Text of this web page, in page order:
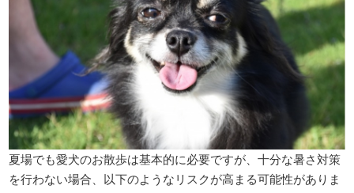
夏場でも愛犬のお散歩は基本的に必要ですが、十分な暑さ対策
を行わない場合、以下のようなリスクが高まる可能性がありま